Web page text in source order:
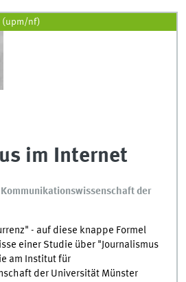
(upm/nf)
im Internet
der
- auf diese knappe Formel
einer Studie über "Journalismus
am Institut für
der Universität Münster